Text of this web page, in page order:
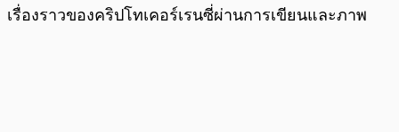
เรื่องราวของคริปโทเคอร์เรนซี่ผ่านการเขียนและภาพ